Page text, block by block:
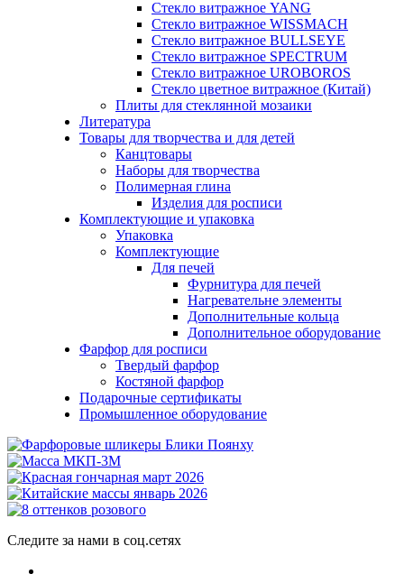
Стекло витражное YANG
Стекло витражное WISSMACH
Стекло витражное BULLSEYE
Стекло витражное SPECTRUM
Стекло витражное UROBOROS
Стекло цветное витражное (Китай)
Плиты для стеклянной мозаики
Литература
Товары для творчества и для детей
Канцтовары
Наборы для творчества
Полимерная глина
Изделия для росписи
Комплектующие и упаковка
Упаковка
Комплектующие
Для печей
Фурнитура для печей
Нагревательне элементы
Дополнительные кольца
Дополнительное оборудование
Фарфор для росписи
Твердый фарфор
Костяной фарфор
Подарочные сертификаты
Промышленное оборудование
Следите за нами в соц.сетях